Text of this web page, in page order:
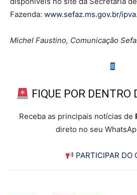
Fazenda: www.sefaz.ms.gov.br/ipva.
Michel Faustino, Comunicação
FIQUE POR DENTRO
Receba as principais notícias de
direto no seu
PARTICIPAR DO